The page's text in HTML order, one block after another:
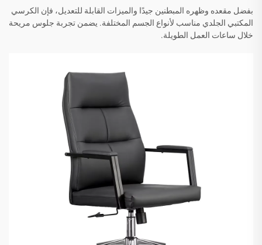
بفضل مقعده وظهره المبطنين جيدًا والميزات القابلة للتعديل، فإن الكرسي
المكتبي الجلدي مناسب لأنواع الجسم المختلفة. يضمن تجربة جلوس مريحة
خلال ساعات العمل الطويلة.